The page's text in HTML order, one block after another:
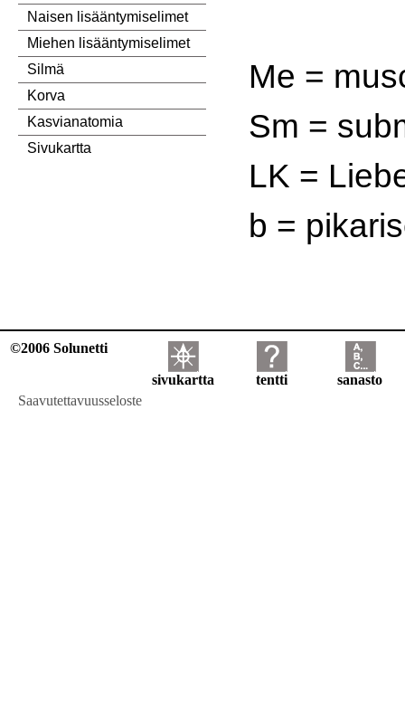
Naisen lisääntymiselimet
Miehen lisääntymiselimet
Silmä
Korva
Kasvianatomia
Sivukartta
Me =
Sm =
LK =
b =
©2006 Solunetti
sivukartta tentti
sanasto
Saavutettavuusseloste